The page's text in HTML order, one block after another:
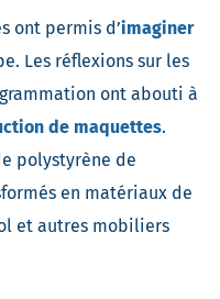
ont permis d’imaginer
Les réflexions sur les
ont abouti à
de maquettes.
polystyrène de
en matériaux de
et autres mobiliers